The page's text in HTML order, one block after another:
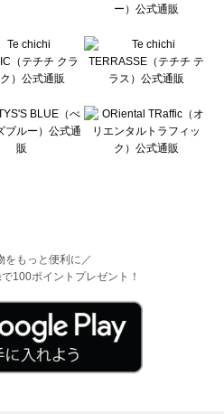
をもっと便利に／
100ポイントプレゼント！